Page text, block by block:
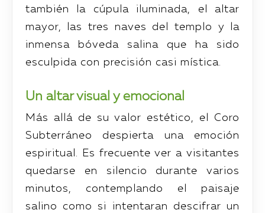
también la cúpula iluminada, el altar
mayor, las tres naves del templo y la
inmensa bóveda salina que ha sido
esculpida con precisión casi mística.
Un altar visual y emocional
Más allá de su valor estético, el Coro
Subterráneo despierta una emoción
espiritual. Es frecuente ver a visitantes
quedarse en silencio durante varios
minutos, contemplando el paisaje
salino como si intentaran descifrar un